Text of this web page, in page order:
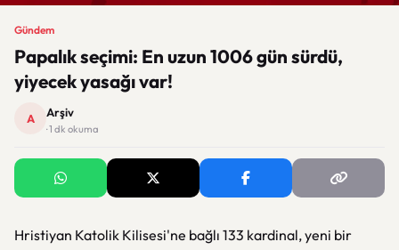
Gündem
Papalık seçimi: En uzun 1006 gün sürdü,
yiyecek yasağı var!
A Arşiv
· 1 dk okuma
Hristiyan Katolik Kilisesi'ne bağlı 133 kardinal, yeni bir